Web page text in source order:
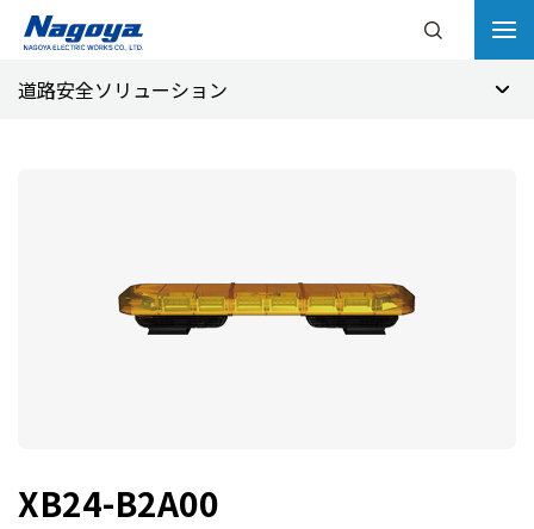
道路安全ソリューション
XB24-B2A00